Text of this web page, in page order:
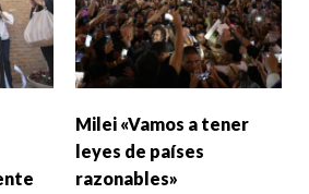
Milei «Vamos a tener
leyes de países
razonables»